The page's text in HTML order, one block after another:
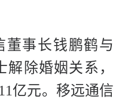
董事长钱鹏鹤与
解除婚姻关系，
亿元。移远通信